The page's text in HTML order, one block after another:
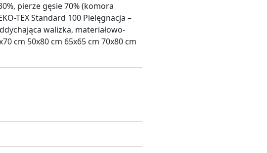
pierze gęsie 70% (komora
TEX Standard 100 Pielęgnacja –
walizka, materiałowo-
cm 50x80 cm 65x65 cm 70x80 cm